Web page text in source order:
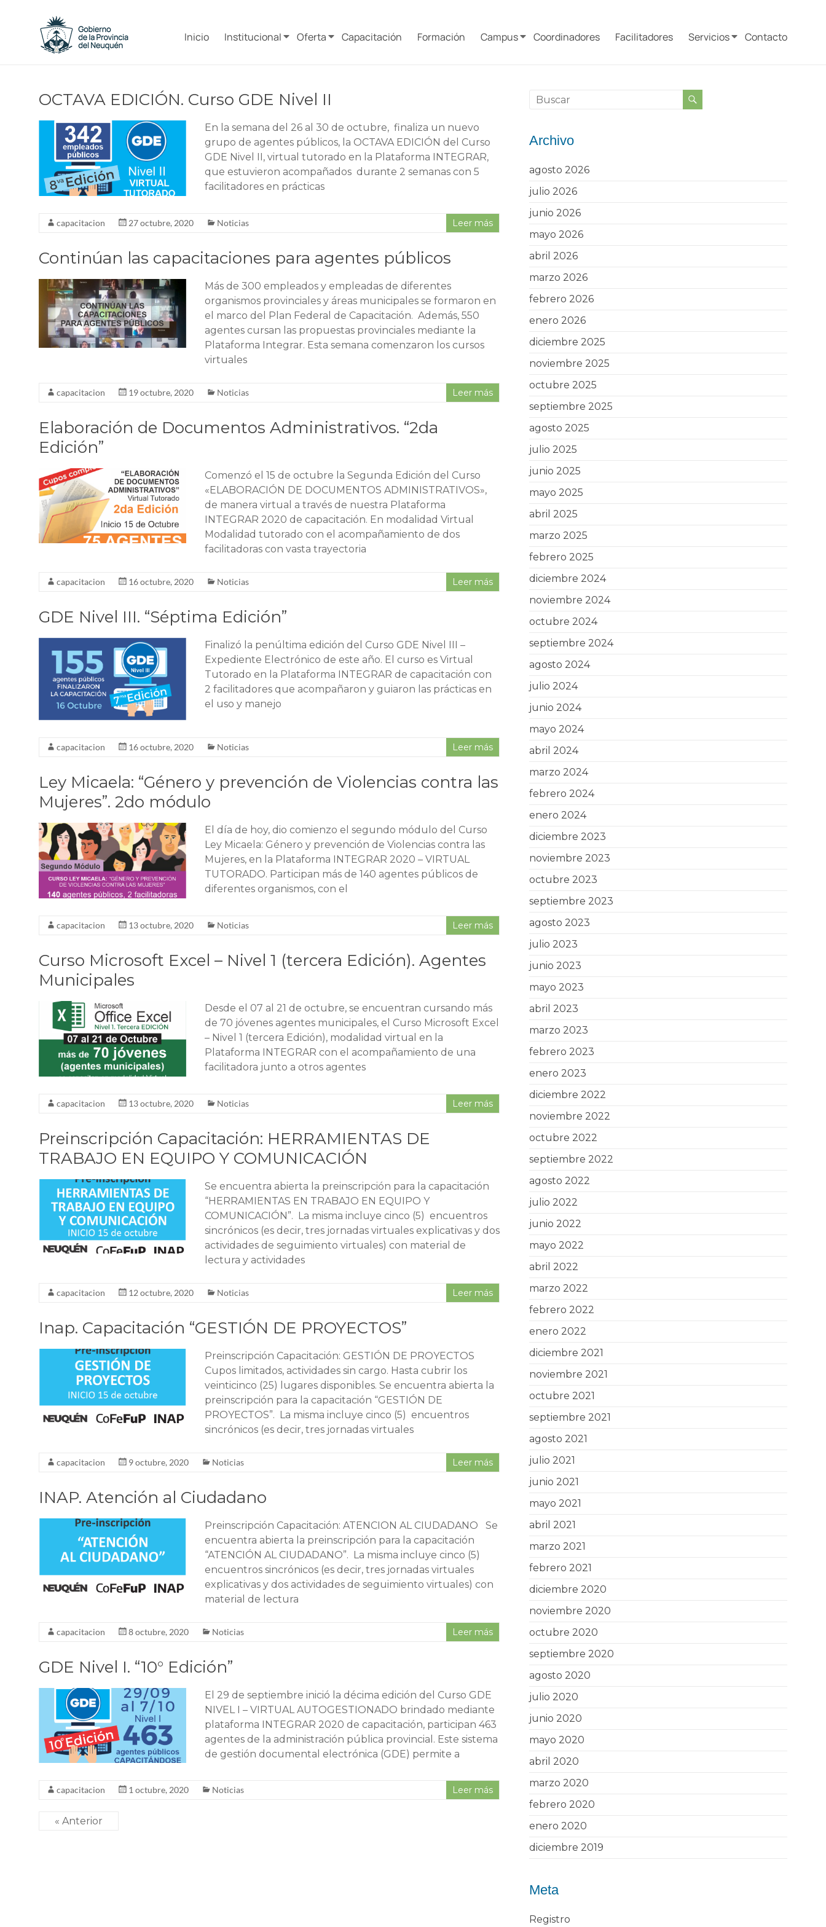
contenidoCapacitacion
y
Neuquén
Inicio Institucional Oferta Capacitación Formación Campus Coordinadores Facilitadores Servicios Contacto
OCTAVA EDICIÓN. Curso GDE Nivel II
En la semana del 26 al 30 de octubre, finaliza un nuevo
grupo de agentes públicos, la OCTAVA EDICIÓN del Curso
GDE Nivel II, virtual tutorado en la Plataforma INTEGRAR,
que estuvieron acompañados durante 2 semanas con 5
facilitadores en prácticas
capacitacion 27 octubre, 2020 Noticias Leer más
Continúan las capacitaciones para agentes públicos
Más de 300 empleados y empleadas de diferentes
organismos provinciales y áreas municipales se formaron en
el marco del Plan Federal de Capacitación. Además, 550
agentes cursan las propuestas provinciales mediante la
Plataforma Integrar. Esta semana comenzaron los cursos
virtuales
capacitacion 19 octubre, 2020 Noticias Leer más
Elaboración de Documentos Administrativos. “2da
Edición”
Comenzó el 15 de octubre la Segunda Edición del Curso
«ELABORACIÓN DE DOCUMENTOS ADMINISTRATIVOS»,
de manera virtual a través de nuestra Plataforma
INTEGRAR 2020 de capacitación. En modalidad Virtual
Modalidad tutorado con el acompañamiento de dos
facilitadoras con vasta trayectoria
capacitacion 16 octubre, 2020 Noticias Leer más
GDE Nivel III. “Séptima Edición”
Finalizó la penúltima edición del Curso GDE Nivel III –
Expediente Electrónico de este año. El curso es Virtual
Tutorado en la Plataforma INTEGRAR de capacitación con
2 facilitadores que acompañaron y guiaron las prácticas en
el uso y manejo
capacitacion 16 octubre, 2020 Noticias Leer más
Ley Micaela: “Género y prevención de Violencias contra las
Mujeres”. 2do módulo
El día de hoy, dio comienzo el segundo módulo del Curso
Ley Micaela: Género y prevención de Violencias contra las
Mujeres, en la Plataforma INTEGRAR 2020 – VIRTUAL
TUTORADO. Participan más de 140 agentes públicos de
diferentes organismos, con el
capacitacion 13 octubre, 2020 Noticias Leer más
Curso Microsoft Excel – Nivel 1 (tercera Edición). Agentes
Municipales
Desde el 07 al 21 de octubre, se encuentran cursando más
de 70 jóvenes agentes municipales, el Curso Microsoft Excel
– Nivel 1 (tercera Edición), modalidad virtual en la
Plataforma INTEGRAR con el acompañamiento de una
facilitadora junto a otros agentes
capacitacion 13 octubre, 2020 Noticias Leer más
Preinscripción Capacitación: HERRAMIENTAS DE
TRABAJO EN EQUIPO Y COMUNICACIÓN
Se encuentra abierta la preinscripción para la capacitación
“HERRAMIENTAS EN TRABAJO EN EQUIPO Y
COMUNICACIÓN”. La misma incluye cinco (5) encuentros
sincrónicos (es decir, tres jornadas virtuales explicativas y dos
actividades de seguimiento virtuales) con material de
lectura y actividades
capacitacion 12 octubre, 2020 Noticias Leer más
Inap. Capacitación “GESTIÓN DE PROYECTOS”
Preinscripción Capacitación: GESTIÓN DE PROYECTOS
Cupos limitados, actividades sin cargo. Hasta cubrir los
veinticinco (25) lugares disponibles. Se encuentra abierta la
preinscripción para la capacitación “GESTIÓN DE
PROYECTOS”. La misma incluye cinco (5) encuentros
sincrónicos (es decir, tres jornadas virtuales
capacitacion 9 octubre, 2020 Noticias Leer más
INAP. Atención al Ciudadano
Preinscripción Capacitación: ATENCION AL CIUDADANO Se
encuentra abierta la preinscripción para la capacitación
“ATENCIÓN AL CIUDADANO”. La misma incluye cinco (5)
encuentros sincrónicos (es decir, tres jornadas virtuales
explicativas y dos actividades de seguimiento virtuales) con
material de lectura
capacitacion 8 octubre, 2020 Noticias Leer más
GDE Nivel I. “10° Edición”
El 29 de septiembre inició la décima edición del Curso GDE
NIVEL I – VIRTUAL AUTOGESTIONADO brindado mediante
plataforma INTEGRAR 2020 de capacitación, participan 463
agentes de la administración pública provincial. Este sistema
de gestión documental electrónica (GDE) permite a
capacitacion 1 octubre, 2020 Noticias Leer más
« Anterior
Archivo
agosto 2026
julio 2026
junio 2026
mayo 2026
abril 2026
marzo 2026
febrero 2026
enero 2026
diciembre 2025
noviembre 2025
octubre 2025
septiembre 2025
agosto 2025
julio 2025
junio 2025
mayo 2025
abril 2025
marzo 2025
febrero 2025
diciembre 2024
noviembre 2024
octubre 2024
septiembre 2024
agosto 2024
julio 2024
junio 2024
mayo 2024
abril 2024
marzo 2024
febrero 2024
enero 2024
diciembre 2023
noviembre 2023
octubre 2023
septiembre 2023
agosto 2023
julio 2023
junio 2023
mayo 2023
abril 2023
marzo 2023
febrero 2023
enero 2023
diciembre 2022
noviembre 2022
octubre 2022
septiembre 2022
agosto 2022
julio 2022
junio 2022
mayo 2022
abril 2022
marzo 2022
febrero 2022
enero 2022
diciembre 2021
noviembre 2021
octubre 2021
septiembre 2021
agosto 2021
julio 2021
junio 2021
mayo 2021
abril 2021
marzo 2021
febrero 2021
diciembre 2020
noviembre 2020
octubre 2020
septiembre 2020
agosto 2020
julio 2020
junio 2020
mayo 2020
abril 2020
marzo 2020
febrero 2020
enero 2020
diciembre 2019
Meta
Registro